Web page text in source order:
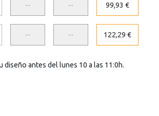
-- -- 99,93 €
-- -- 122,29 €
diseño antes del lunes 10 a las 11:0h.